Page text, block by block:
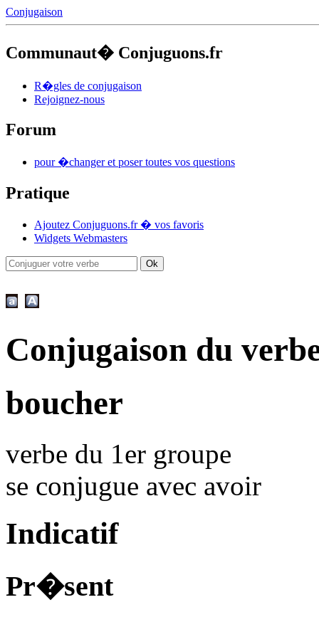
Conjugaison
Communaut� Conjuguons.fr
R�gles de conjugaison
Rejoignez-nous
Forum
pour �changer et poser toutes vos questions
Pratique
Ajoutez Conjuguons.fr � vos favoris
Widgets Webmasters
Conjugaison du
boucher
verbe du 1er groupe
se conjugue avec avoir
Indicatif
Pr�sent